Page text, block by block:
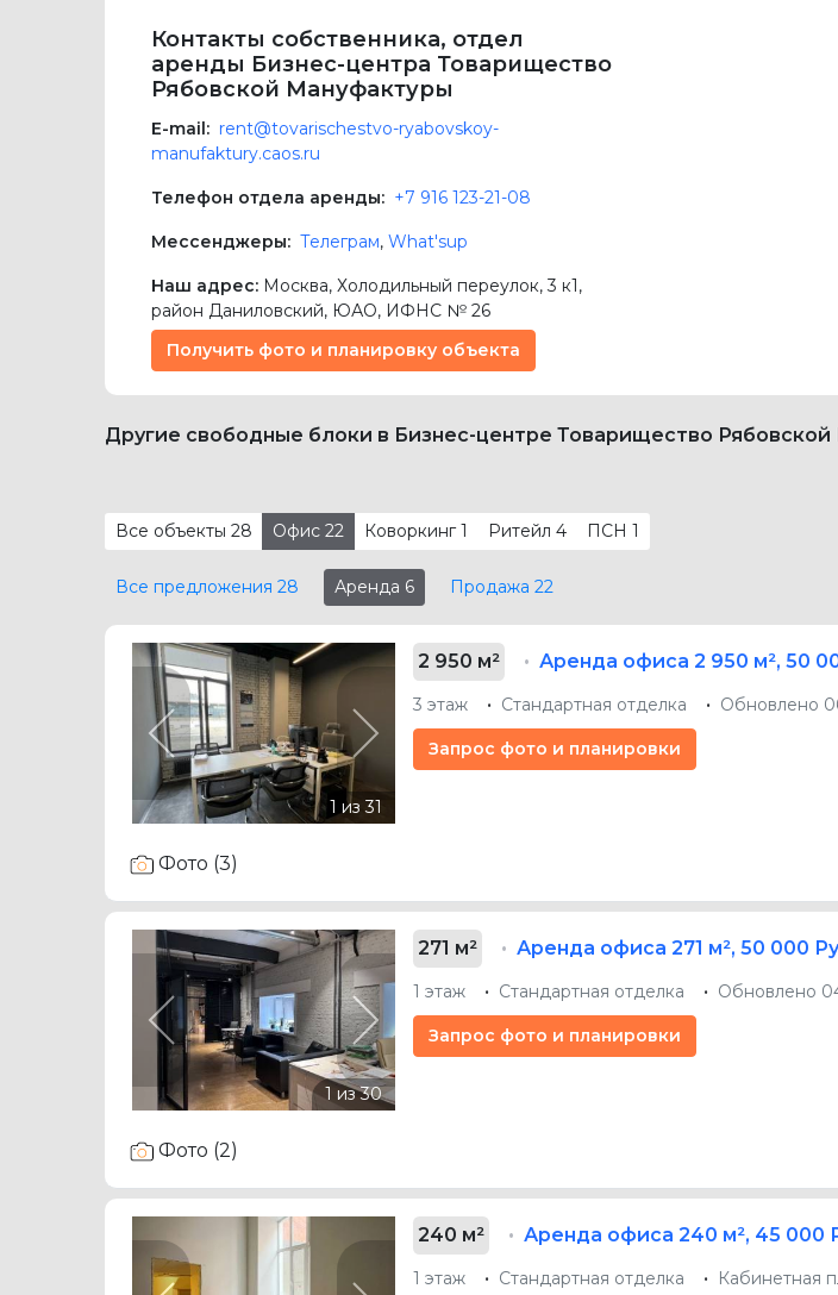
Контакты собственника, отдел
аренды Бизнес-центра Товарищество
Рябовской Мануфактуры
E-mail: rent@tovarischestvo-ryabovskoy-
manufaktury.caos.ru
Телефон отдела аренды: +7 916 123-21-08
Мессенджеры: Телеграм, What'sup
Наш адрес: Москва, Холодильный переулок, 3 к1 ,
район Даниловский, ЮАО, ИФНС № 26
Получить фото и планировку объекта
Другие свободные блоки в Бизнес-центре Товарищество
Все объекты 28 Офис 22 Коворкинг 1 Ритейл 4 ПСН 1
Все предложения 28 Аренда 6 Продажа 22
Previous Next
2 950 м² Аренда офиса2 950 м²,50
3 этаж Стандартная отделка Обновлено
Запрос фото и планировки
Фото (3)
Previous Next
271 м² Аренда офиса271 м²,50 000
1 этаж Стандартная отделка Обновлено
Запрос фото и планировки
Фото (2)
240 м² Аренда офиса240 м², 45 000
1 этаж Стандартная отделка
Кабинетная